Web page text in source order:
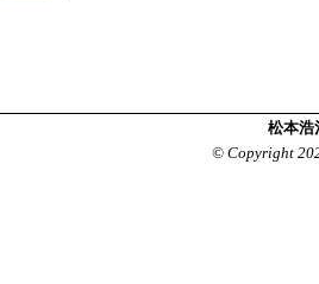
松本
© Copyright